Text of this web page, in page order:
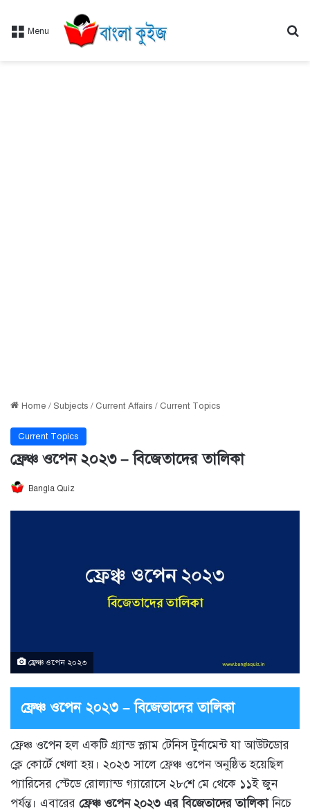
Menu
Home / Subjects / Current Affairs / Current Topics
Current Topics
ফ্রেঞ্চ ওপেন ২০২৩ – বিজেতাদের তালিকা
Bangla Quiz
ফ্রেঞ্চ ওপেন ২০২৩
ফ্রেঞ্চ ওপেন ২০২৩ – বিজেতাদের তালিকা
ফ্রেঞ্চ ওপেন হল একটি গ্র্যান্ড স্ল্যাম টেনিস টুর্নামেন্ট যা আউটডোর
ক্লে কোর্টে খেলা হয়। ২০২৩ সালে ফ্রেঞ্চ ওপেন অনুষ্ঠিত হয়েছিল
প্যারিসের স্টেডে রোল্যান্ড গ্যারোসে ২৮শে মে থেকে ১১ই জুন
পর্যন্ত। এবারের ফ্রেঞ্চ ওপেন ২০২৩ এর বিজেতাদের তালিকানিচে